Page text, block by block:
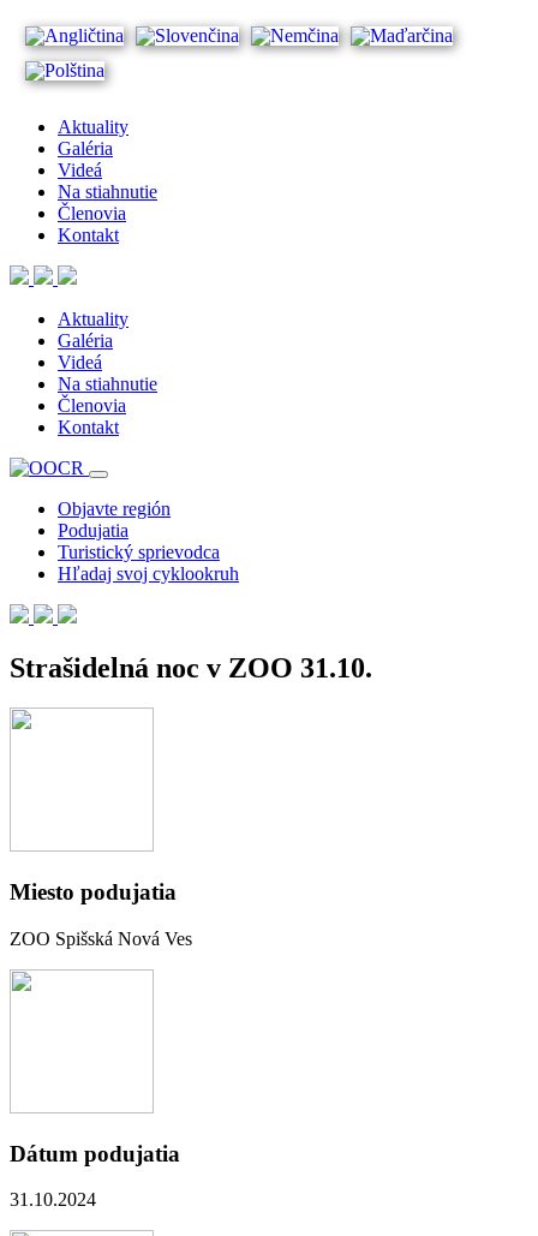
Aktuality
Galéria
Videá
Na stiahnutie
Členovia
Kontakt
Aktuality
Galéria
Videá
Na stiahnutie
Členovia
Kontakt
Objavte región
Podujatia
Turistický sprievodca
Hľadaj svoj cyklookruh
Strašidelná noc v ZOO 31.10.
Miesto podujatia
ZOO Spišská Nová Ves
Dátum podujatia
31.10.2024